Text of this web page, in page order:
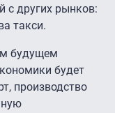
с других рынков:
такси.
будущем
будет
производство